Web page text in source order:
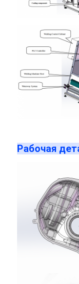
Машина
машина для
Кабели без
Машина
Промышленный
Съемник
Сварочный
Рабочая